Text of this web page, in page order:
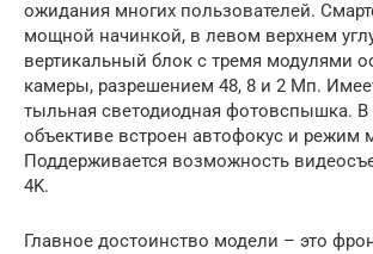
ожидания многих пользователей.
мощной начинкой, в левом верхнем
вертикальный блок с тремя модулями
камеры, разрешением 48, 8 и 2 Мп.
тыльная светодиодная фотовспышка.
объективе встроен автофокус и режим
Поддерживается возможность
4K.
Главное достоинство модели – это